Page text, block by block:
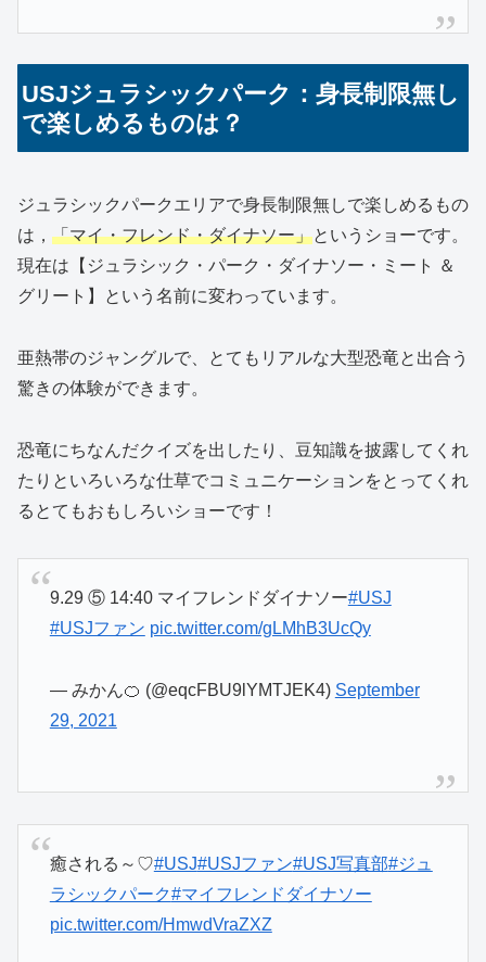
USJジュラシックパーク：身長制限無し
で楽しめるものは？
ジュラシックパークエリアで身長制限無しで楽しめるもの
は， 「マイ・フレンド・ダイナソー」というショーです。
現在は【ジュラシック・パーク・ダイナソー・ミート ＆
グリート】という名前に変わっています。
亜熱帯のジャングルで、とてもリアルな大型恐竜と出合う
驚きの体験ができます。
恐竜にちなんだクイズを出したり、豆知識を披露してくれ
たりといろいろな仕草でコミュニケーションをとってくれ
るとてもおもしろいショーです！
9.29 ⑤ 14:40 マイフレンドダイナソー#USJ
#USJファン pic.twitter.com/gLMhB3UcQy
— みかん🍊 (@eqcFBU9lYMTJEK4) September
29, 2021
癒される～♡#USJ#USJファン#USJ写真部#ジュ
ラシックパーク#マイフレンドダイナソー
pic.twitter.com/HmwdVraZXZ